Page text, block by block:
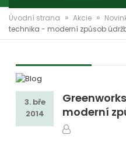
Úvodní strana » Akcie »
technika - moderní způsob
3. bře
2014
moderní